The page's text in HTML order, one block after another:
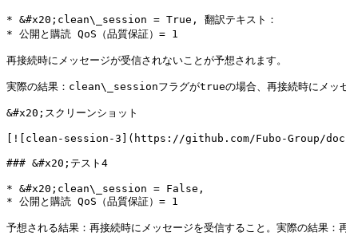
* &#x20;clean\_session = True, 翻訳テキスト：
* 公開と購読 QoS（品質保証）= 1
再接続時にメッセージが受信されないことが予想されます。
実際の結果：clean\_sessionフラグがtrueの場合、再接続時にメッセ
&#x20;スクリーンショット
[![clean-session-3](https://github.com/Fubo-Group/
### &#x20;テスト4
* &#x20;clean\_session = False,
* 公開と購読 QoS（品質保証）= 1
予想される結果：再接続時にメッセージを受信すること。実際の結果：